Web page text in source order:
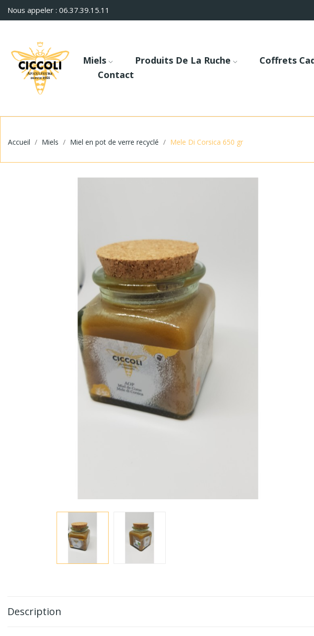
Nous appeler : 06.37.39.15.11
Miels Produits De La Ruche
Coffrets
Contact
Accueil Miels Miel en pot de verre recyclé Mele Di Corsica 650 gr
Description